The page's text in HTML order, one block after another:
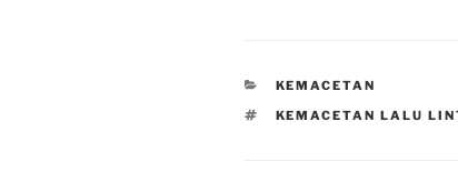
CATEGORIES
KEMACETAN
TAGS
KEMACETAN LALU